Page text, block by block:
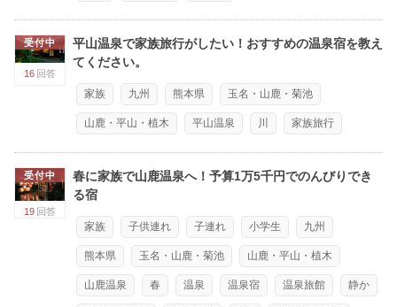
受付中
16 回答
平山温泉で家族旅行がしたい！おすすめの温泉宿を教え
てください。
家族 九州 熊本県 玉名・山鹿・菊池
山鹿・平山・植木 平山温泉 川 家族旅行
受付中
19 回答
春に家族で山鹿温泉へ！予算1万5千円でのんびりでき
る宿
家族 子供連れ 子連れ 小学生 九州
熊本県 玉名・山鹿・菊池 山鹿・平山・植木
山鹿温泉 春 温泉 温泉宿 温泉旅館 静か